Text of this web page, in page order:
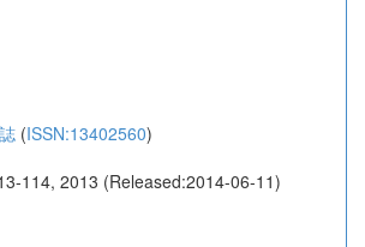
(ISSN:13402560)
114, 2013 (Released:2014-06-11)